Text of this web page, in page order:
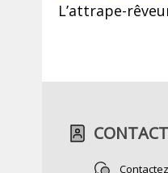
L’attrape-
CONTACT